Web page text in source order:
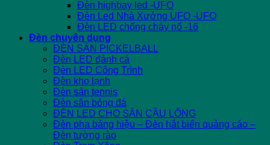
Đèn highbay led -UFO
Đèn Led Nhà Xưởng UFO -UFO
Đèn LED chống cháy nổ -16
Đèn chuyên dụng
ĐÈN SÂN PICKELBALL
Đèn LED đánh cá
Đèn LED Công Trình
Đèn kho lạnh
Đèn sân tennis
Đèn sân bóng đá
ĐÈN LED CHO SÂN CẦU LÔNG
Đèn pha bảng hiệu – Đèn hắt biển quảng cáo –
Đèn tường rào